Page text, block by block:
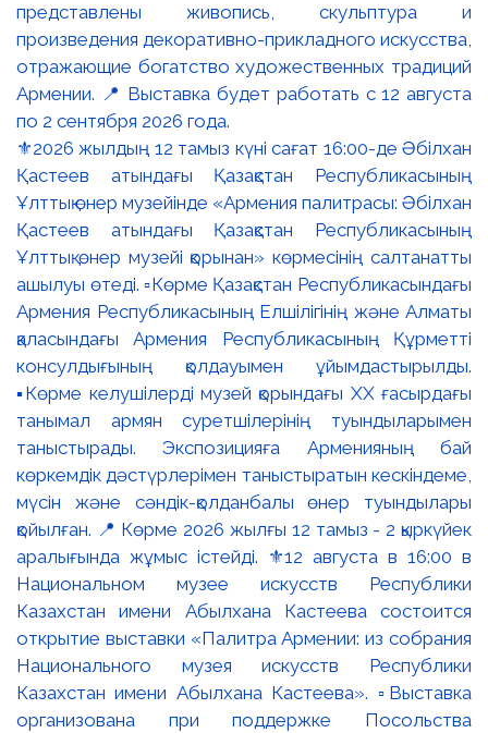
⚜️2026 жылдың 12 тамыз күні сағат 16:00-де Әбілхан
Қастеев атындағы Қазақстан Республикасының
Ұлттық өнер музейінде «Армения палитрасы: Әбілхан
Қастеев атындағы Қазақстан Республикасының
Ұлттық өнер музейі қорынан» көрмесінің салтанатты
ашылуы өтеді. ▫️Көрме Қазақстан Республикасындағы
Армения Республикасының Елшілігінің және Алматы
қаласындағы Армения Республикасының Құрметті
консулдығының қолдауымен ұйымдастырылды.
▪️Көрме келушілерді музей қорындағы ХХ ғасырдағы
танымал армян суретшілерінің туындыларымен
таныстырады. Экспозицияға Арменияның бай
көркемдік дәстүрлерімен таныстыратын кескіндеме,
мүсін және сәндік-қолданбалы өнер туындылары
қойылған. 📍 Көрме 2026 жылғы 12 тамыз - 2 қыркүйек
аралығында жұмыс істейді. ⚜️12 августа в 16:00 в
Национальном музее искусств Республики
Казахстан имени Абылхана Кастеева состоится
открытие выставки «Палитра Армении: из собрания
Национального музея искусств Республики
Казахстан имени Абылхана Кастеева». ▫️Выставка
организована при поддержке Посольства